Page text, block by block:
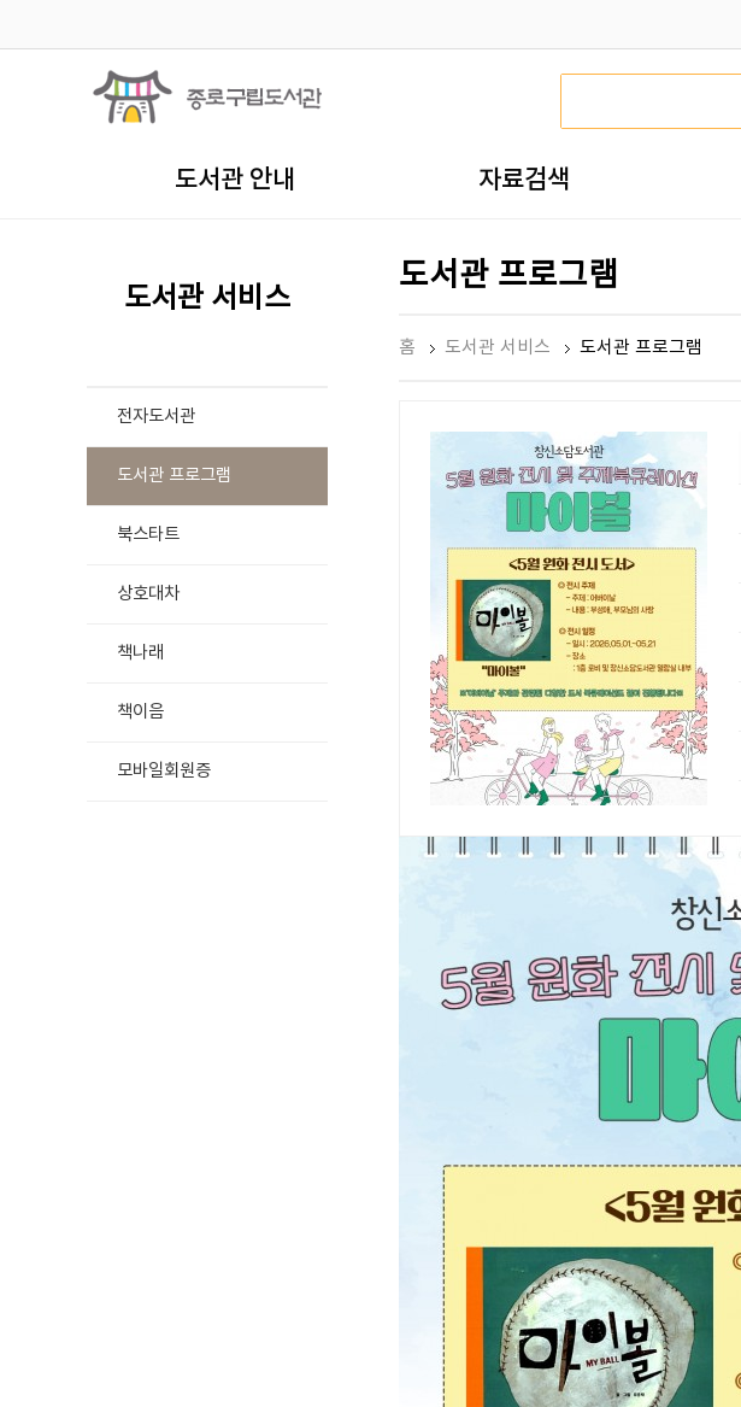
도서관 안내 자료검색
도서관 서비스
전자도서관
도서관 프로그램
북스타트
상호대차
책나래
책이음
모바일회원증
도서관 프로그램
홈 도서관 서비스 도서관 프로그램